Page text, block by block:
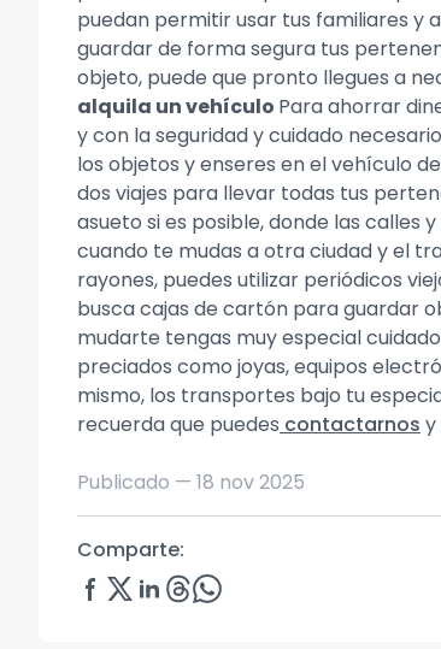
puedan permitir usar tus familiares y
guardar de forma segura tus
objeto, puede que pronto llegues a
alquila un vehículo Para ahorrar
y con la seguridad y cuidado
los objetos y enseres en el vehículo
dos viajes para llevar todas tus
asueto si es posible, donde las
cuando te mudas a otra ciudad y el
rayones, puedes utilizar periódicos
busca cajas de cartón para guardar
mudarte tengas muy especial
preciados como joyas, equipos
mismo, los transportes bajo tu
recuerda que puedes contactarnos y
Publicado — 18 nov 2025
Comparte: